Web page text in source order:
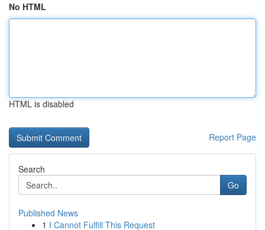
No HTML
HTML is disabled
Report Page
Search
Go
Published News
1 I Cannot Fulfill This Request